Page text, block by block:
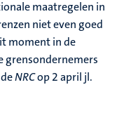
maatregelen in
niet even goed
moment in de
grensondernemers
NRCop 2 april jl.